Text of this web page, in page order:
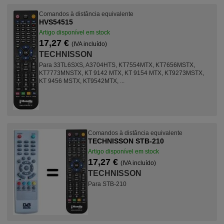
Comandos à distância equivalente
HVS54515
Artigo disponível em stock
17,27 € (IVA incluído)
TECHNISSON
Para 33TL6SXS, A3704HTS, KT7554MTX, KT7656MSTX,
KT7773MNSTX, KT 9142 MTX, KT 9154 MTX, KT9273MSTX,
KT 9456 MSTX, KT9542MTX, ...
Comandos à distância equivalente
TECHNISSON STB-210
Artigo disponível em stock
17,27 € (IVA incluído)
TECHNISSON
Para STB-210